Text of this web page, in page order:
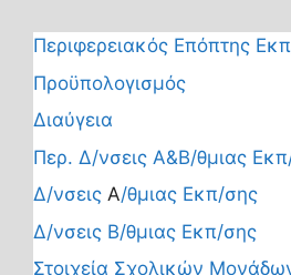
Περιφερειακός Επόπτης
Προϋπολογισμός
Διαύγεια
Περ. Δ/νσεις Α&Β/θμιας
Δ/νσεις Α/θμιας Εκπ/σης
Δ/νσεις Β/θμιας Εκπ/σης
Στοιχεία Σχολικών